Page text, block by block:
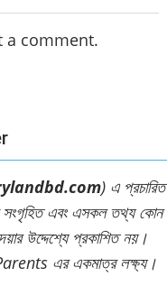
a comment.
) এ প্রচারিত
সংগৃহিত এবং এসকল তথ্য কোন
উদ্দেশ্যে প্রকাশিত নয়।
এর একমাত্র লক্ষ্য।